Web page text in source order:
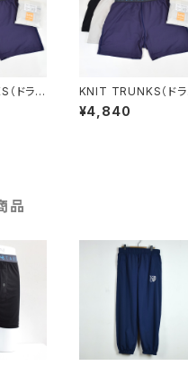
ドラ
ケー
KNIT TRUNKS（ドラ
イ）- オンライン限定エ
コパッケージ（エコ割価
¥4,840
品